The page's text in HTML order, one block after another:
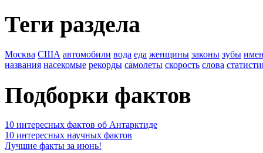
Теги раздела
Москва США автомобили вода еда женщины законы зубы
названия насекомые рекорды самолеты скорость слова
Подборки фактов
10 интересных фактов об Антарктиде
10 интересных научных фактов
Лучшие факты за июнь!